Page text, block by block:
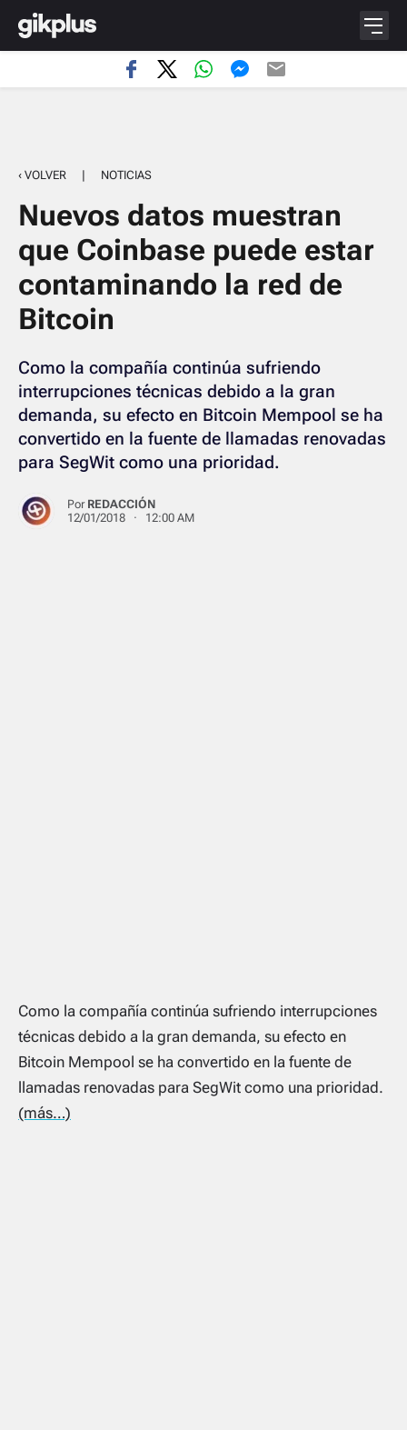
‹ VOLVER | NOTICIAS
Nuevos datos muestran
que Coinbase puede estar
contaminando la red de
Bitcoin
Como la compañía continúa sufriendo
interrupciones técnicas debido a la gran
demanda, su efecto en Bitcoin Mempool se ha
convertido en la fuente de llamadas renovadas
para SegWit como una prioridad.
Por REDACCIÓN
12/01/2018 · 12:00 AM
Como la compañía continúa sufriendo interrupciones
técnicas debido a la gran demanda, su efecto en
Bitcoin Mempool se ha convertido en la fuente de
llamadas renovadas para SegWit como una prioridad.
(más…)